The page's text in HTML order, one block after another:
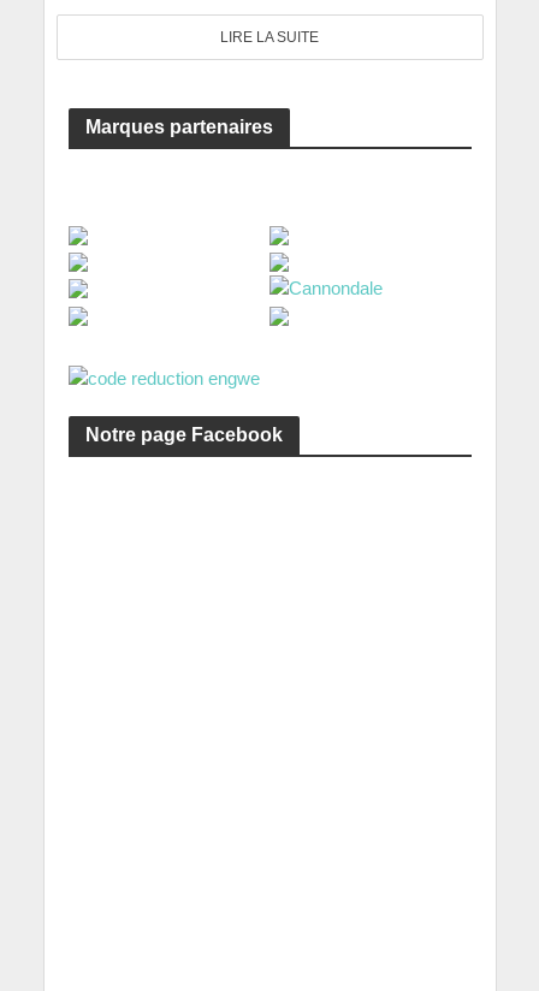
LIRE LA SUITE
Marques partenaires
Notre page Facebook